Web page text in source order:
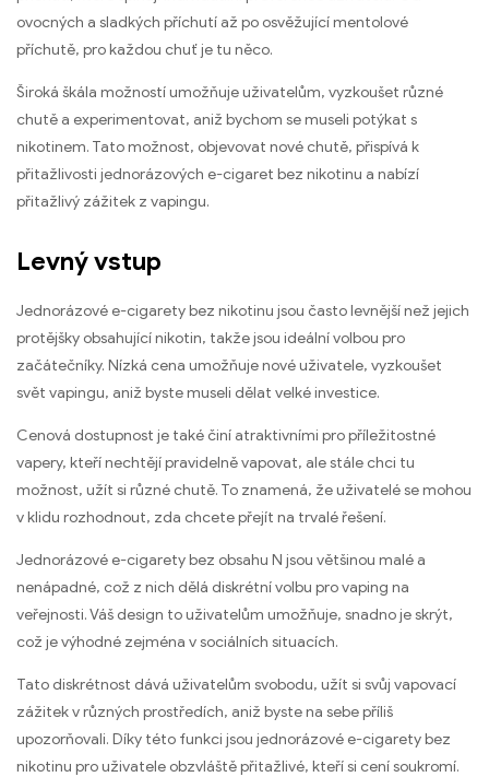
ovocných a sladkých příchutí až po osvěžující mentolové
příchutě, pro každou chuť je tu něco.
Široká škála možností umožňuje uživatelům, vyzkoušet různé
chutě a experimentovat, aniž bychom se museli potýkat s
nikotinem. Tato možnost, objevovat nové chutě, přispívá k
přitažlivosti jednorázových e-cigaret bez nikotinu a nabízí
přitažlivý zážitek z vapingu.
Levný vstup
Jednorázové e-cigarety bez nikotinu jsou často levnější než jejich
protějšky obsahující nikotin, takže jsou ideální volbou pro
začátečníky. Nízká cena umožňuje nové uživatele, vyzkoušet
svět vapingu, aniž byste museli dělat velké investice.
Cenová dostupnost je také činí atraktivními pro příležitostné
vapery, kteří nechtějí pravidelně vapovat, ale stále chci tu
možnost, užít si různé chutě. To znamená, že uživatelé se mohou
v klidu rozhodnout, zda chcete přejít na trvalé řešení.
Jednorázové e-cigarety bez obsahu N jsou většinou malé a
nenápadné, což z nich dělá diskrétní volbu pro vaping na
veřejnosti. Váš design to uživatelům umožňuje, snadno je skrýt,
což je výhodné zejména v sociálních situacích.
Tato diskrétnost dává uživatelům svobodu, užít si svůj vapovací
zážitek v různých prostředích, aniž byste na sebe příliš
upozorňovali. Díky této funkci jsou jednorázové e-cigarety bez
nikotinu pro uživatele obzvláště přitažlivé, kteří si cení soukromí.